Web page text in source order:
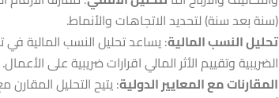
(سنةبعدسنة)لتحديدالاتجاهاتوالأنماط.
تحليل النسب المالية: يساعد تحليل النسب المالية
الضريبية وتقييم الأثر المالي اقرارات ضريبية على الأعمال.
المقارنات مع المعايير الدولية: يتيح التحليل المقارن